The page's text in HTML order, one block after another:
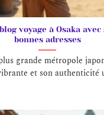
voyage à Osaka
bonnes adresses
grande métropole
et son authenticité